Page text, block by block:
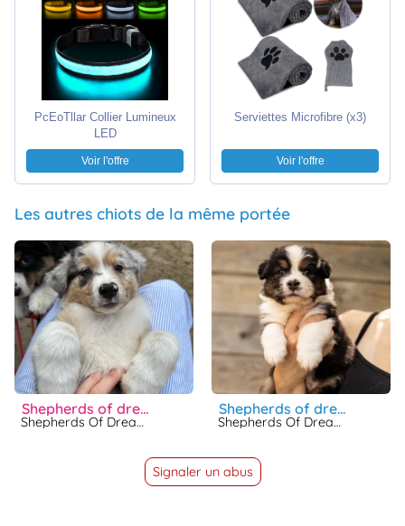
PcEoTllar Collier Lumineux
LED
Voir l'offre
Serviettes Microfibre (x3)
Voir l'offre
Les autres chiots de la même portée
shepherds of dreamland beautiful dream
Shepherds Of Dreamland
shepherds of dreamland beautiful cosmos
Shepherds Of Dreamland
Signaler un abus